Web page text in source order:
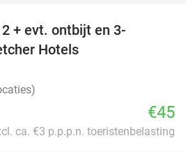
+ evt. ontbijt en 3-
Hotels
€45
ca. €3 p.p.p.n. toeristenbelasting